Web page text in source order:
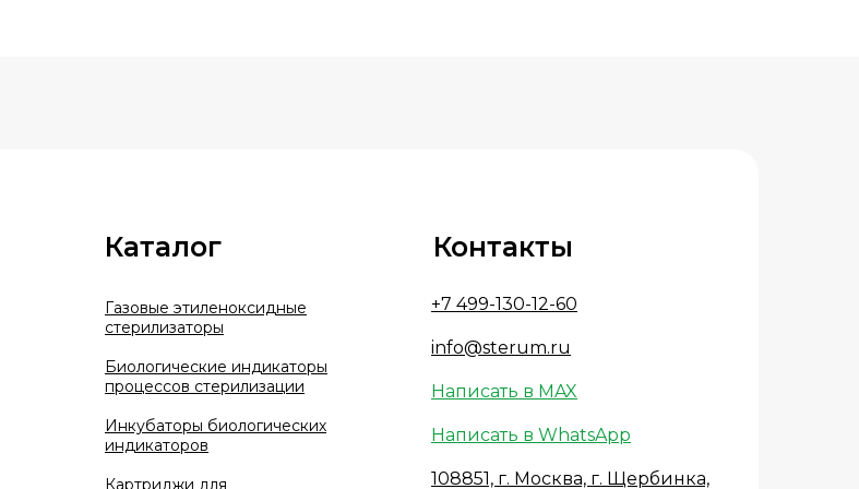
+7 499-130-12-60
info@sterum.ru
Написать в MAX
Написать в WhatsApp
108851, г. Москва, г. Щербинка,
Контакты
Каталог
Газовые этиленоксидные
стерилизаторы
Биологические индикаторы
процессов стерилизации
Инкубаторы биологических
индикаторов
Картриджи для